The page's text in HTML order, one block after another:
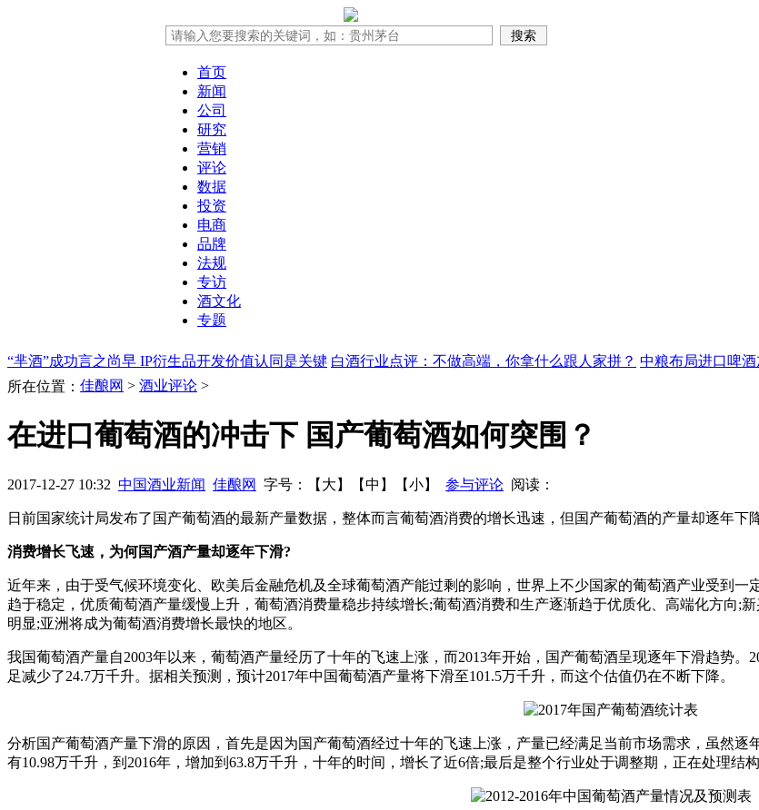
首页
新闻
公司
研究
营销
评论
数据
投资
电商
品牌
法规
专访
酒文化
专题
“芈酒”成功言之尚早 IP衍生品开发价值认同是关键 白酒行业点评：不做高端，你拿什么跟人家拼？ 中粮布局进口啤
场洗牌 公关危机!老村长事件的启示!
门”事件重创保健酒行业 未来保健酒将更加边缘化 内蒙古世纪呼白酒业迎来发展新机遇 蔡学飞：酒快到只是酒快到
所在位置： 佳酿网 > 酒业评论 >
在进口葡萄酒的冲击下 国产葡萄酒如何突围？
2017-12-27 10:32 中国酒业新闻 佳酿网 字号：【 大 】【中 】【小】 参与评论 阅读：
日前国家统计局发布了国产葡萄酒的最新产量数据，整体而言葡萄酒消费的增长迅速，但国产葡萄酒的产量却逐年
消费增长飞速，为何国产酒产量却逐年下滑?
近年来，由于受气候环境变化、欧美后金融危机及全球葡萄酒产能过剩的影响，世界上不少国家的葡萄酒产业受到
趋于稳定，优质葡萄酒产量缓慢上升，葡萄酒消费量稳步持续增长;葡萄酒消费和生产逐渐趋于优质化、高端化方向;
明显;亚洲将成为葡萄酒消费增长最快的地区。
我国葡萄酒产量自2003年以来，葡萄酒产量经历了十年的飞速上涨，而2013年开始，国产葡萄酒呈现逐年下滑趋势。
足减少了24.7万千升。据相关预测，预计2017年中国葡萄酒产量将下滑至101.5万千升，而这个估值仍在不断下降。
分析国产葡萄酒产量下滑的原因，首先是因为国产葡萄酒经过十年的飞速上涨，产量已经满足当前市场需求，虽然逐
有10.98万千升，到2016年，增加到63.8万千升，十年的时间，增长了近6倍;最后是整个行业处于调整期，正在处理结构